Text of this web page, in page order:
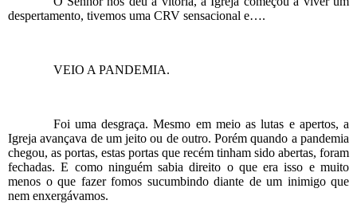
despertamento, tivemos uma CRV sensacional e….
VEIO A PANDEMIA.
Foi uma desgraça. Mesmo em meio as lutas e apertos, a
Igreja avançava de um jeito ou de outro. Porém quando a pandemia
chegou, as portas, estas portas que recém tinham sido abertas, foram
fechadas. E como ninguém sabia direito o que era isso e muito
menos o que fazer fomos sucumbindo diante de um inimigo que
nem enxergávamos.